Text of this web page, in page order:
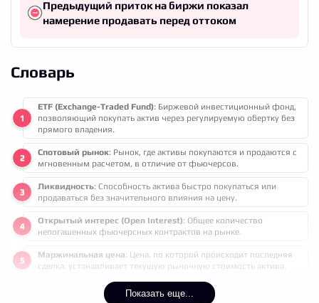
Предыдущий приток на биржи показал
намерение продавать перед оттоком
Словарь
ETF (Exchange-Traded Fund): Биржевой инвестиционный фонд,
позволяющий покупать актив через регулируемую обертку без
прямого владения.
Спотовый рынок: Рынок, где активы покупаются и продаются с
мгновенным расчетом, в отличие от фьючерсов.
Ликвидность: Способность актива быстро покупаться или
продаваться без значительного влияния на цену.
Открытый интерес (Open Interest): Общее количество
непогашенных фьючерсных контрактов на рынке.
Маржинальная цена: Цена, по которой происходит последняя
сделка; устанавливает текущую рыночную стоимость актива.
Показать еще...